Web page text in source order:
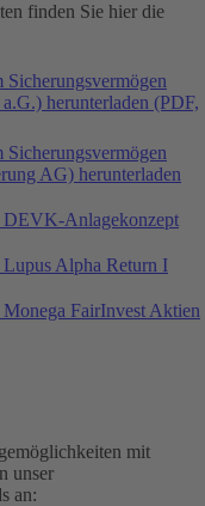
finden Sie hier die
herunterladen (PDF,
AG) herunterladen
DEVK-Anlagekonzept
Alpha Return I
FairInvest Aktien
mit
unser
an: